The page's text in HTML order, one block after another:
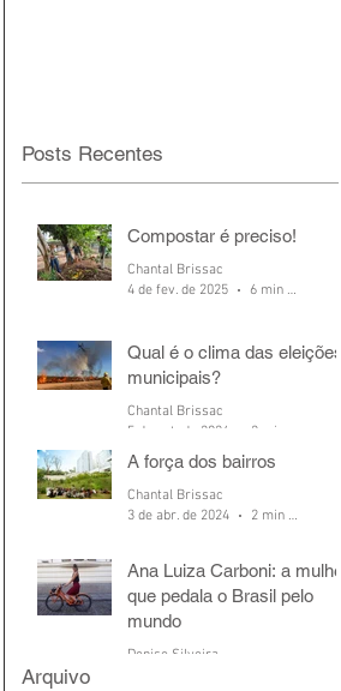
Posts Recentes
Compostar é preciso!
Chantal Brissac
4 de fev. de 2025
6 min de leitura
Qual é o clima das eleições
municipais?
Chantal Brissac
5 de out. de 2024
A força dos bairros
Chantal Brissac
3 de abr. de 2024
2 min de leitura
Ana Luiza Carboni: a mulher
que pedala o Brasil pelo
mundo
Denise Silveira
Arquivo